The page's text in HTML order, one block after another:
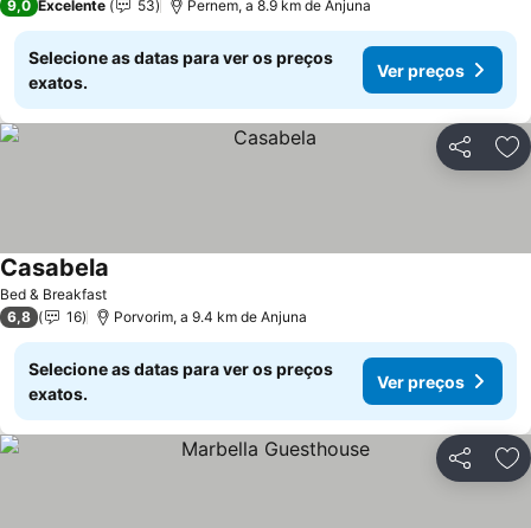
9,0 Excelente 53 Pernem, a 8.9 km de Anjuna
Selecione as datas para ver os preços
exatos.
Ver preços
Partilhar
Bed & Breakfast
Casabela
6,8 16 Porvorim, a 9.4 km de Anjuna
Selecione as datas para ver os preços
exatos.
Ver preços
Partilhar